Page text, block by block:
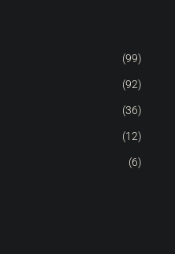
(99)
(92)
(36)
(12)
(6)